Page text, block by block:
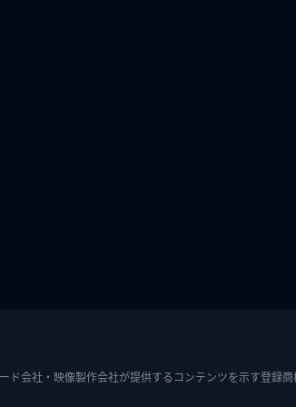
ド会社・映像製作会社が提供するコンテンツを示す登録